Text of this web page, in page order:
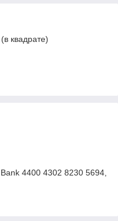
квадрате)
4400 4302 8230 5694,